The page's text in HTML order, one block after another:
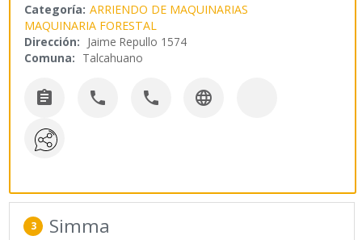
Categoría: ARRIENDO DE MAQUINARIAS
MAQUINARIA FORESTAL
Dirección: Jaime Repullo 1574
Comuna: Talcahuano
   
3 Simma